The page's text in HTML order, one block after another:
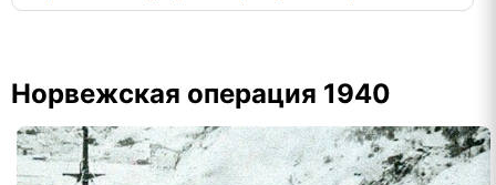
Норвежская операция 1940